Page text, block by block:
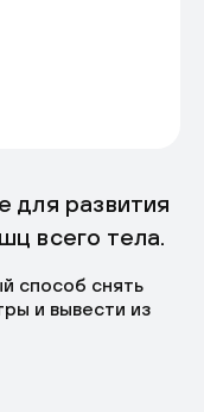
для развития
всего тела.
способ снять
и вывести из